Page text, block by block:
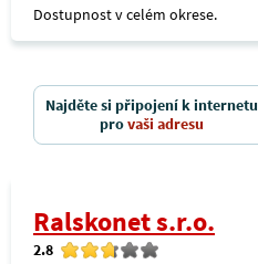
Dostupnost v celém okrese.
Najděte si připojení k internetu
provaši adresu
Ralskonet s.r.o.
2.8